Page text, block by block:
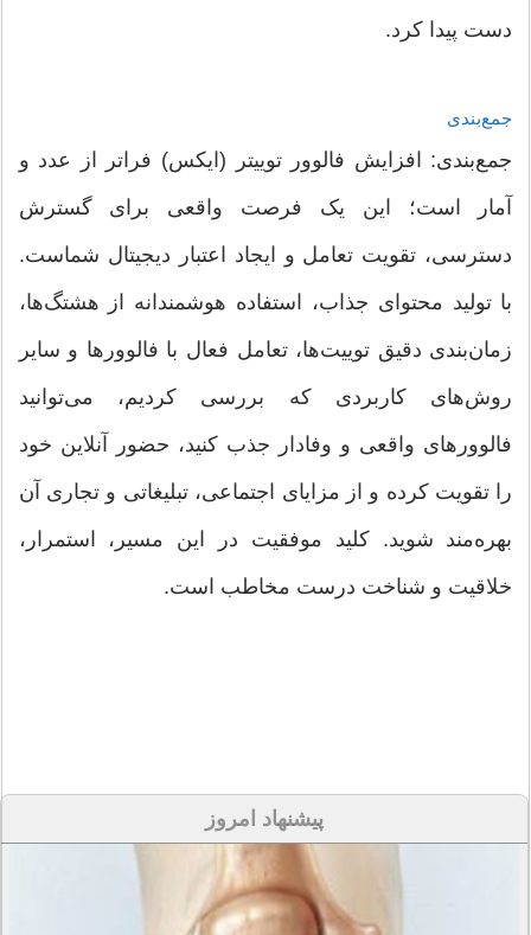
دست پیدا کرد.
جمع‌بندی
جمع‌بندی: افزایش فالوور توییتر (ایکس) فراتر از عدد و
آمار است؛ این یک فرصت واقعی برای گسترش
دسترسی، تقویت تعامل و ایجاد اعتبار دیجیتال شماست.
با تولید محتوای جذاب، استفاده هوشمندانه از هشتگ‌ها،
زمان‌بندی دقیق توییت‌ها، تعامل فعال با فالوورها و سایر
روش‌های کاربردی که بررسی کردیم، می‌توانید
فالوورهای واقعی و وفادار جذب کنید، حضور آنلاین خود
را تقویت کرده و از مزایای اجتماعی، تبلیغاتی و تجاری آن
بهره‌مند شوید. کلید موفقیت در این مسیر، استمرار،
خلاقیت و شناخت درست مخاطب است.
پیشنهاد امروز